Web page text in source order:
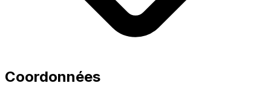
Coordonnées